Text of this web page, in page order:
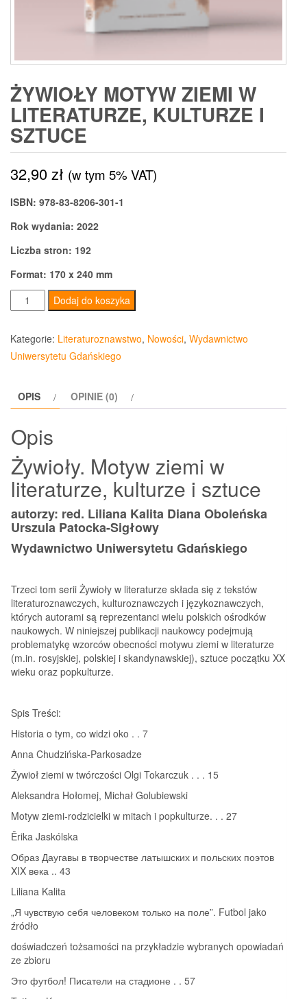
ŻYWIOŁY MOTYW ZIEMI W
LITERATURZE, KULTURZE I
SZTUCE
32,90zł (w tym 5% VAT)
ISBN: 978-83-8206-301-1
Rok wydania: 2022
Liczba stron: 192
Format: 170 x 240 mm
ilość
Żywioły
Motyw
ziemi
kulturze
sztuce
Dodaj do koszyka
Kategorie: Literaturoznawstwo, Nowości, Wydawnictwo
Uniwersytetu Gdańskiego
OPIS OPINIE (0)
Opis
Żywioły. Motyw ziemi w
literaturze, kulturze i sztuce
autorzy: red. Liliana Kalita Diana Oboleńska
Urszula Patocka-Sigłowy
Wydawnictwo Uniwersytetu Gdańskiego
Trzeci tom serii Żywioły w literaturze składa się z tekstów
literaturoznawczych, kulturoznawczych i językoznawczych,
których autorami są reprezentanci wielu polskich ośrodków
naukowych. W niniejszej publikacji naukowcy podejmują
problematykę wzorców obecności motywu ziemi w literaturze
(m.in. rosyjskiej, polskiej i skandynawskiej), sztuce początku XX
wieku oraz popkulturze.
Spis Treści:
Historia o tym, co widzi oko . . 7
Anna Chudzińska-Parkosadze
Żywioł ziemi w twórczości Olgi Tokarczuk . . . 15
Aleksandra Hołomej, Michał Golubiewski
Motyw ziemi-rodzicielki w mitach i popkulturze. . . 27
Ērika Jaskólska
Образ Даугавы в творчестве латышских и польских поэтов
XIX века .. 43
Liliana Kalita
„Я чувствую себя человеком только на поле”. Futbol jako
źródło
doświadczeń tożsamości na przykładzie wybranych opowiadań
ze zbioru
Это футбол! Писатели на стадионе . . 57